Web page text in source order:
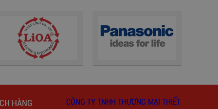
HÀNG
CÔNG TY TNHH THƯƠNG MẠI THIẾT